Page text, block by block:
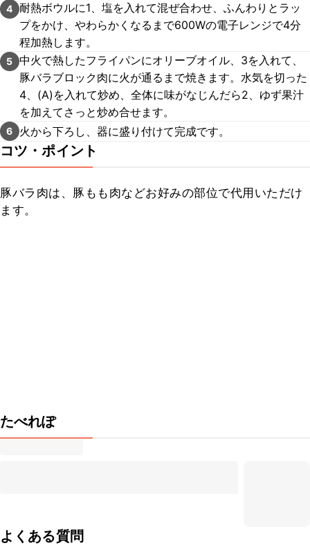
4 耐熱ボウルに1、塩を入れて混ぜ合わせ、ふんわりとラッ
プをかけ、やわらかくなるまで600Wの電子レンジで4分
程加熱します。
5 中火で熱したフライパンにオリーブオイル、3を入れて、
豚バラブロック肉に火が通るまで焼きます。水気を切った
4、(A)を入れて炒め、全体に味がなじんだら2、ゆず果汁
を加えてさっと炒め合せます。
6 火から下ろし、器に盛り付けて完成です。
コツ・ポイント
豚バラ肉は、豚もも肉などお好みの部位で代用いただけ
ます。
たべれぽ
よくある質問